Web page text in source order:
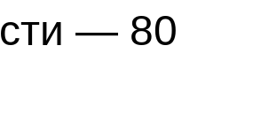
— 80